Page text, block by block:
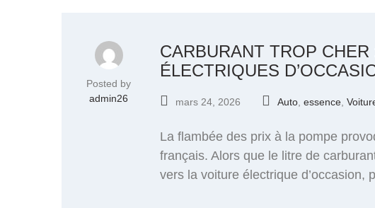
Posted by
admin26
CARBURANT TROP
ÉLECTRIQUES
mars 24, 2026 Auto essence
La flambée des prix à la pompe
français. Alors que le litre de
vers la voiture électrique